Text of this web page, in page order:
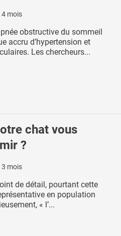
4 mois
obstructive du sommeil
accru d’hypertension et
Les chercheurs...
chat vous
?
3 mois
de détail, pourtant cette
en population
« l’...